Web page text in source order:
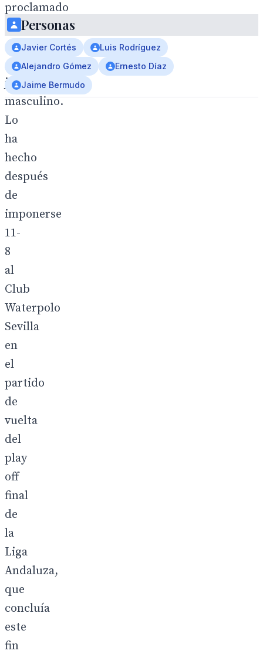
proclamado
campeón
de
Andalucía
juvenil
masculino.
Lo
ha
hecho
después
de
imponerse
11-
8
al
Club
Waterpolo
Sevilla
en
el
partido
de
vuelta
del
play
off
final
de
la
Liga
Andaluza,
que
concluía
este
fin
Personas
Javier Cortés
Luis Rodríguez
Alejandro Gómez
Ernesto Díaz
Jaime Bermudo